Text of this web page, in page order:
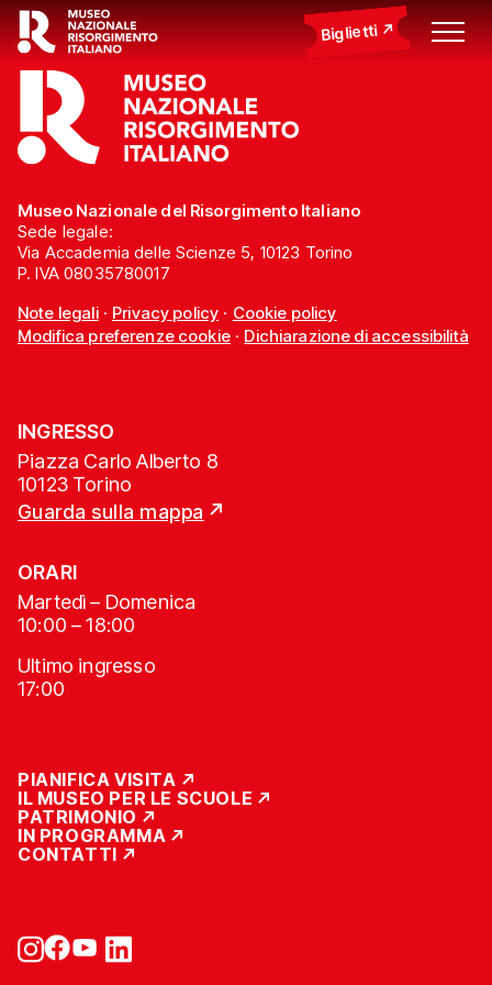
Biglietti
Museo Nazionale del Risorgimento Italiano
Sede legale:
Via Accademia delle Scienze 5, 10123 Torino
P. IVA 08035780017
Note legali· Privacy policy · Cookie policy
Modifica preferenze cookie· Dichiarazione di accessibilità
INGRESSO
Piazza Carlo Alberto 8
10123 Torino
Guarda sulla mappa
ORARI
Martedì – Domenica
10:00 – 18:00
Ultimo ingresso
17:00
PIANIFICA VISITA
IL MUSEO PER LE SCUOLE
PATRIMONIO
IN PROGRAMMA
CONTATTI